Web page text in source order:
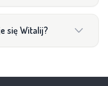
się Witalij?